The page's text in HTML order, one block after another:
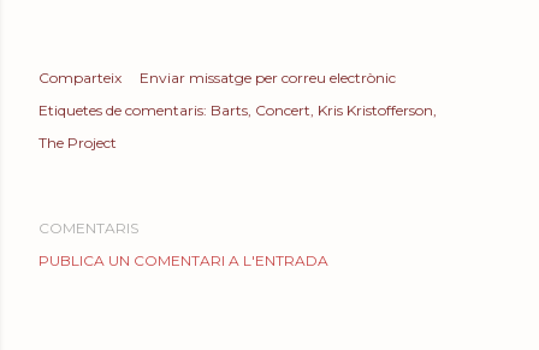
Comparteix
Enviar missatge per correu electrònic
Etiquetes de comentaris: Barts Concert Kris Kristofferson
The Project
COMENTARIS
PUBLICA UN COMENTARI A L'ENTRADA